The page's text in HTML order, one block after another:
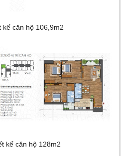
kế căn hộ 106,9m2
kế căn hộ 128m2